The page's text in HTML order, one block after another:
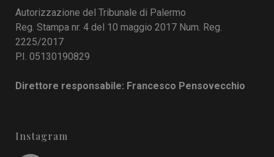
Autorizzazione del Tribunale di Palermo
Reg. Stampa nr. 4 del 10 maggio 2017 Num. Reg.
2225/2017
P.I. 05130190829
Direttore responsabile: Francesco Pensovecchio
Instagram